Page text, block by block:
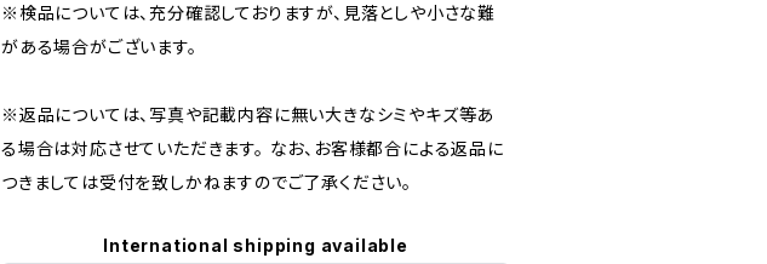
※検品については、充分確認しておりますが、見落としや小さな難
がある場合がございます。
※返品については、写真や記載内容に無い大きなシミやキズ等あ
る場合は対応させていただきます。 なお、お客様都合による返品に
つきましては受付を致しかねますのでご了承ください。
International shipping available